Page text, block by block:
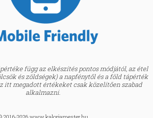
függ az elkészítés pontos módjától, az étel
és zöldségek) a napfénytől és a föld tápérték
itt megadott értékeket csak közelítően szabad
alkalmazni.